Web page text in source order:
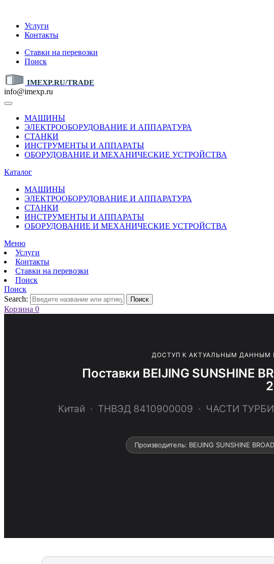
Услуги
Контакты
Ставки на перевозки
Поиск
IMEXP.RU/TRADE
info@imexp.ru
МАШИНЫ
ЭЛЕКТРООБОРУДОВАНИЕ И АППАРАТУРА
СТАНКИ
ИНСТРУМЕНТЫ И АППАРАТЫ
ОБОРУДОВАНИЕ И МЕХАНИЧЕСКИЕ УСТРОЙСТВА
Каталог
МАШИНЫ
ЭЛЕКТРООБОРУДОВАНИЕ И АППАРАТУРА
СТАНКИ
ИНСТРУМЕНТЫ И АППАРАТЫ
ОБОРУДОВАНИЕ И МЕХАНИЧЕСКИЕ УСТРОЙСТВА
Меню
Услуги
Контакты
Ставки на перевозки
Поиск
Поиск
Search:
Поиск
Корзина 0
ДОСТУП К АКТУАЛЬНЫМ ДАННЫМ
Поставки BEIJING SUNSHINE
Китай · ТНВЭД 8410900009 · ЧАСТИ
Производитель: BEIJING SUNSHINE